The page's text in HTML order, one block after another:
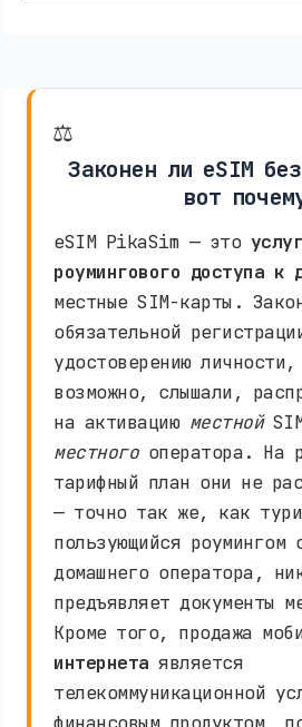
⚖️
Законен ли eSIM
вот
eSIM PikaSim — это
роумингового доступа к
местные SIM-карты.
обязательной
удостоверению
возможно, слышали,
на активацию местной
местногооператора. На
тарифный план они не
— точно так же, как
пользующийся роумингом
домашнего оператора,
предъявляет документы
Кроме того, продажа
интернета является
телекоммуникационной